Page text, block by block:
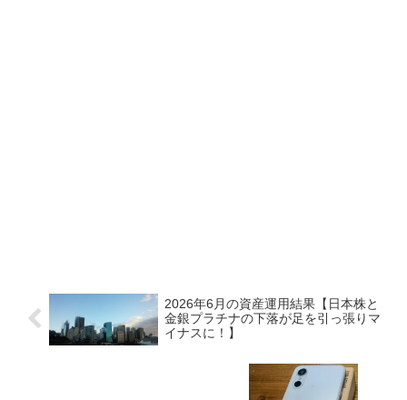
2026年6月の資産運用結果【日本株と
金銀プラチナの下落が足を引っ張りマ
イナスに！】